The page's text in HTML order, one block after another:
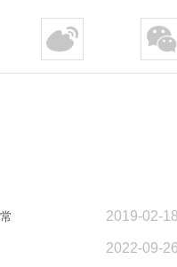
2019-02-18
2022-09-26